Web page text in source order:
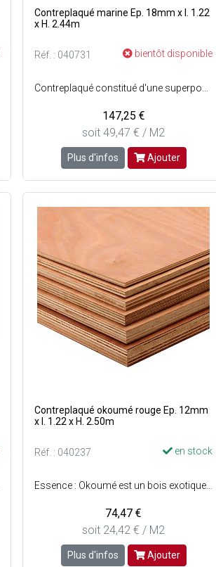
Contreplaqué marine Ep. 18mm x l. 1.22
x H. 2.44m
Réf. : 040731 bientôt disponible
147,25 €
soit 49,47 € / M2
Plus d'infos Ajouter
Contreplaqué okoumé rouge Ep. 12mm
x l. 1.22 x H. 2.50m
Réf. : 040237 en stock
74,47 €
soit 24,42 € / M2
Plus d'infos Ajouter